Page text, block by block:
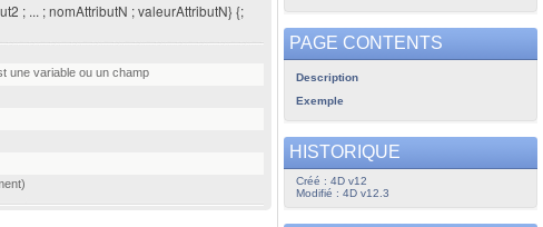
; ... ; nomAttributN ; valeurAttributN} {;
une variable ou un champ
PAGE CONTENTS
Description
Exemple
HISTORIQUE
Créé : 4D v12
Modifié : 4D v12.3